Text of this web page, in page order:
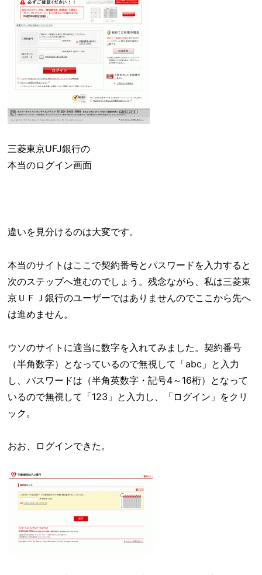
三菱東京UFJ銀行の
本当のログイン画面
違いを見分けるのは大変です。
本当のサイトはここで契約番号とパスワードを入力すると
次のステップへ進むのでしょう。残念ながら、私は三菱東
京ＵＦＪ銀行のユーザーではありませんのでここから先へ
は進めません。
ウソのサイトに適当に数字を入れてみました。契約番号
（半角数字）となっているので無視して「abc」と入力
し、パスワードは（半角英数字・記号4～16桁）となって
いるので無視して「123」と入力し、「ログイン」をクリ
ック。
おお、ログインできた。